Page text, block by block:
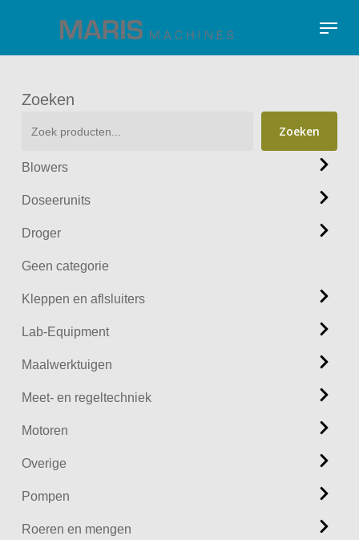
main
Menu
Zoeken
Zoeken
Blowers
Doseerunits
Droger
Geen categorie
Kleppen en aflsluiters
Lab-Equipment
Maalwerktuigen
Meet- en regeltechniek
Motoren
Overige
Pompen
Roeren en mengen
Close